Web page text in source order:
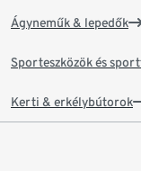
Ágyneműk & lepedők
Sporteszközök és
Kerti & erkélybútorok